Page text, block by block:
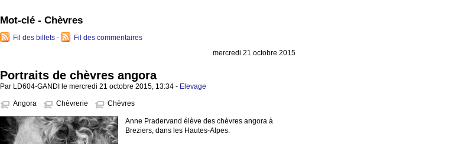
Mot-clé - Chèvres
Fil des billets -
Fil des commentaires
mercredi 21 octobre 2015
Portraits de chèvres angora
Par LD604-GANDI le mercredi 21 octobre 2015, 13:34 - Elevage
Angora Chèvrerie Chèvres
Anne Pradervand élève des chèvres angora à
Breziers, dans les Hautes-Alpes.